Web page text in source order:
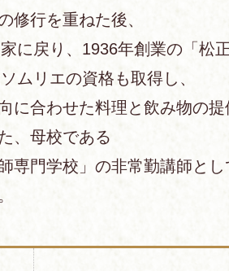
修行を重ねた後、
に戻り、1936年創業の「松
ムリエの資格も取得し、
に合わせた料理と飲み物の
、母校である
師専門学校」の非常勤講師と